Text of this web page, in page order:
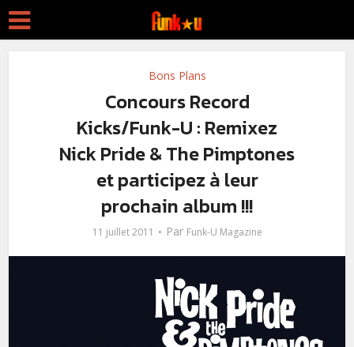
Bons Plans
Concours Record
Kicks/Funk-U : Remixez
Nick Pride & The Pimptones
et participez à leur
prochain album !!!
11 juillet 2011 Par Funk-U Magazine